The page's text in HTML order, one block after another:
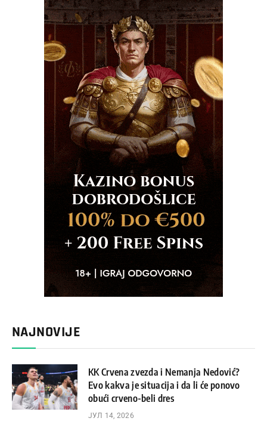
NAJNOVIJE
KK Crvena zvezda i Nemanja Nedović?
Evo kakva je situacija i da li će ponovo
obući crveno-beli dres
ЈУЛ 14, 2026